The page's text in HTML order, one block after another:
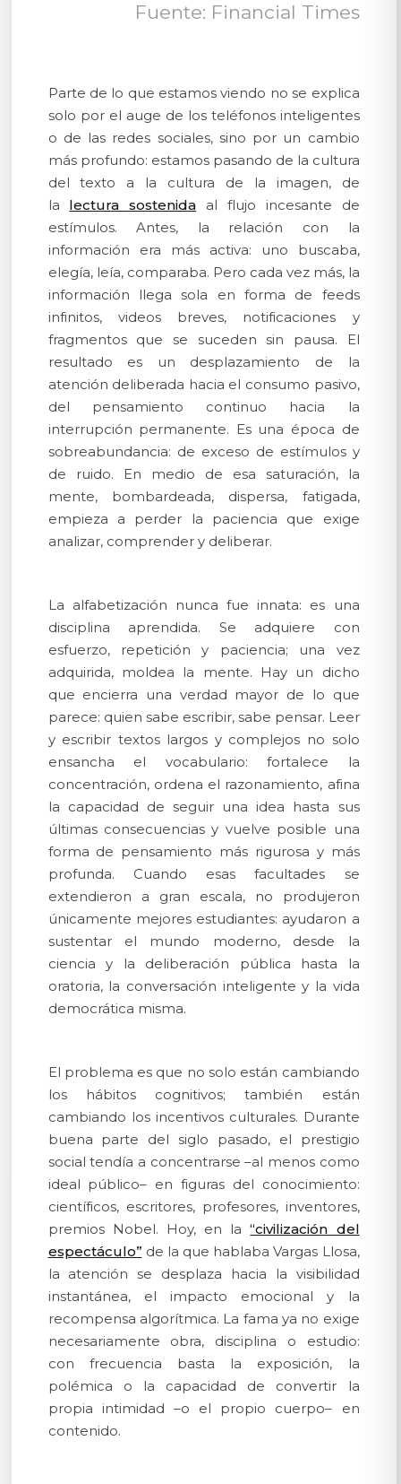
Fuente: Financial Times
Parte de lo que estamos viendo no se explica
solo por el auge de los teléfonos inteligentes
o de las redes sociales, sino por un cambio
más profundo: estamos pasando de la cultura
del texto a la cultura de la imagen, de
la lectura sostenida al flujo incesante de
estímulos. Antes, la relación con la
información era más activa: uno buscaba,
elegía, leía, comparaba. Pero cada vez más, la
información llega sola en forma de feeds
infinitos, videos breves, notificaciones y
fragmentos que se suceden sin pausa. El
resultado es un desplazamiento de la
atención deliberada hacia el consumo pasivo,
del pensamiento continuo hacia la
interrupción permanente. Es una época de
sobreabundancia: de exceso de estímulos y
de ruido. En medio de esa saturación, la
mente, bombardeada, dispersa, fatigada,
empieza a perder la paciencia que exige
analizar, comprender y deliberar.
La alfabetización nunca fue innata: es una
disciplina aprendida. Se adquiere con
esfuerzo, repetición y paciencia; una vez
adquirida, moldea la mente. Hay un dicho
que encierra una verdad mayor de lo que
parece: quien sabe escribir, sabe pensar. Leer
y escribir textos largos y complejos no solo
ensancha el vocabulario: fortalece la
concentración, ordena el razonamiento, afina
la capacidad de seguir una idea hasta sus
últimas consecuencias y vuelve posible una
forma de pensamiento más rigurosa y más
profunda. Cuando esas facultades se
extendieron a gran escala, no produjeron
únicamente mejores estudiantes: ayudaron a
sustentar el mundo moderno, desde la
ciencia y la deliberación pública hasta la
oratoria, la conversación inteligente y la vida
democrática misma.
El problema es que no solo están cambiando
los hábitos cognitivos; también están
cambiando los incentivos culturales. Durante
buena parte del siglo pasado, el prestigio
social tendía a concentrarse –al menos como
ideal público– en figuras del conocimiento:
científicos, escritores, profesores, inventores,
premios Nobel. Hoy, en la“civilización del
espectáculo” de la que hablaba Vargas Llosa,
la atención se desplaza hacia la visibilidad
instantánea, el impacto emocional y la
recompensa algorítmica. La fama ya no exige
necesariamente obra, disciplina o estudio:
con frecuencia basta la exposición, la
polémica o la capacidad de convertir la
propia intimidad –o el propio cuerpo– en
contenido.